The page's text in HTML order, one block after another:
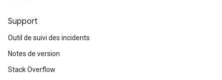
Support
Outil de suivi des incidents
Notes de version
Stack Overflow